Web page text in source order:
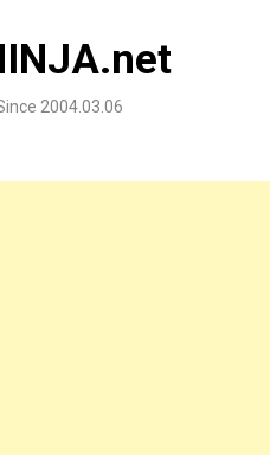
2004.03.06